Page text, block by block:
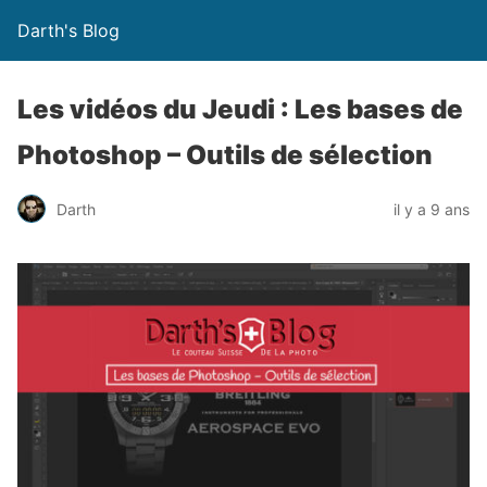
Darth's Blog
Les vidéos du Jeudi : Les bases de
Photoshop – Outils de sélection
Darth il y a 9 ans